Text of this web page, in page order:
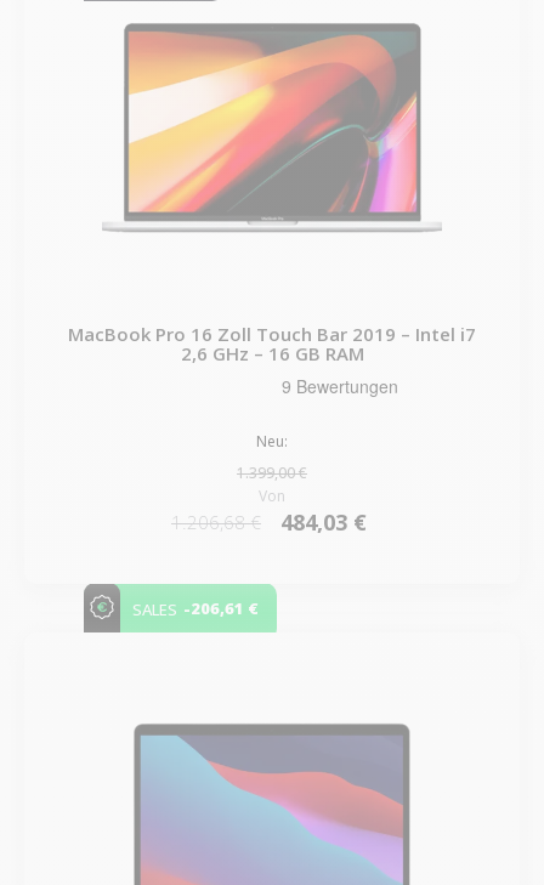
MacBook Pro 16 Zoll Touch Bar 2019 – Intel i7
2,6 GHz – 16 GB RAM
Neu:
1.399,00 €
Von
1.206,68 € 484,03 €
SALES -206,61 €